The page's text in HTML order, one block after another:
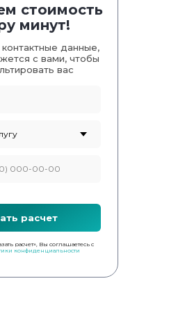
расчет», Вы соглашаетесь с
конфиденциальности
расчет
данные,
с вами, чтобы
вас
стоимость
минут!